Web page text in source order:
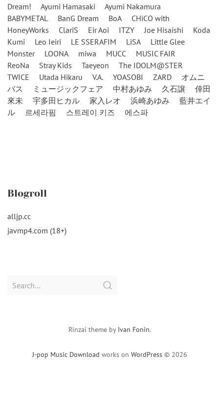
Dream!
Ayumi Hamasaki
Ayumi Nakamura
BABYMETAL
BanG Dream BoA
CHiCO with
HoneyWorks
ClariS Eir Aoi ITZY Joe Hisaishi
Koda
Kumi
Leo Ieiri LE SSERAFIM LiSA
Little Glee
Monster
LOONA miwa MUCC
MUSIC FAIR
ReoNa
Stray Kids Taeyeon
The IDOLM@STER
TWICE
Utada Hikaru V.A. YOASOBI ZARD
オムニ
バス
ミュージックフェア 中村あゆみ 久石譲
倖田
來未
宇多田ヒカル 家入レオ 浜崎あゆみ
藍井エイ
ル
르세라핌 스트레이 키즈 에스파
Blogroll
alljp.cc
javmp4.com (18+)
Search
J-pop Music Download works on WordPress © 2026
Rinzai theme by Ivan Fonin.